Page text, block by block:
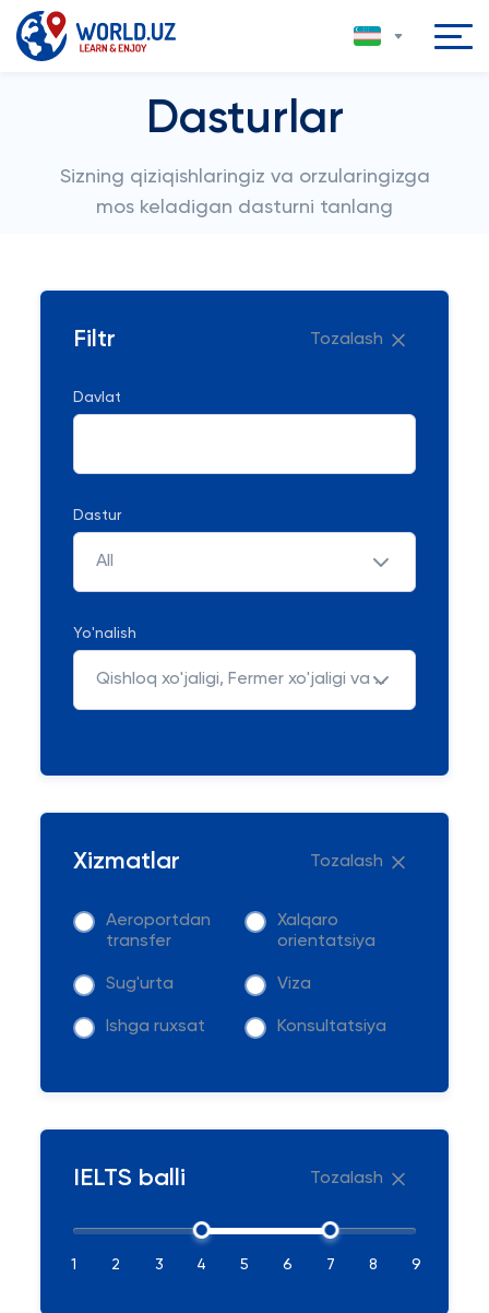
Dasturlar
Sizning qiziqishlaringiz va orzularingizga
mos keladigan dasturni tanlang
Filtr Tozalash
Davlat
Dastur
All
Yo'nalish
Qishloq xo'jaligi, Fermer xo'jaligi va Bog'dorchilik
Xizmatlar Tozalash
Aeroportdan
transfer
Xalqaro
orientatsiya
Sug'urta Viza
Ishga ruxsat Konsultatsiya
IELTS balli Tozalash
1 2 3 4 5 6 7 8 9